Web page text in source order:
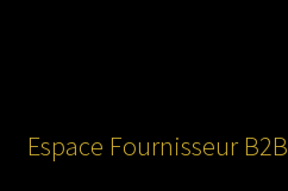
Espace Fournisseur B2B